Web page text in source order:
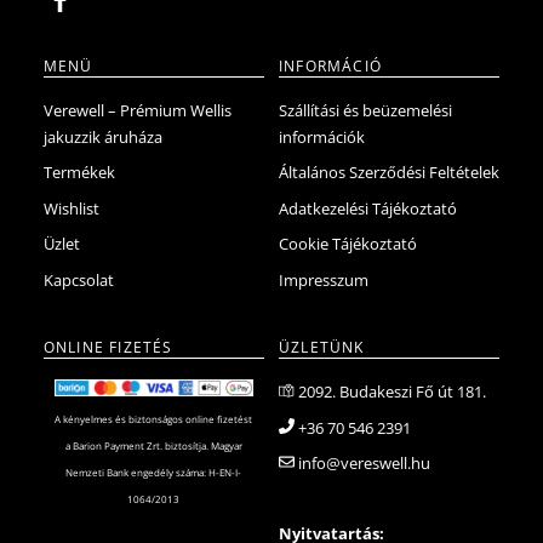
MENÜ
Verewell – Prémium Wellis
jakuzzik áruháza
Termékek
Wishlist
Üzlet
Kapcsolat
INFORMÁCIÓ
Szállítási és beüzemelési
információk
Általános Szerződési Feltételek
Adatkezelési Tájékoztató
Cookie Tájékoztató
Impresszum
ONLINE FIZETÉS
A kényelmes és biztonságos online fizetést
a Barion Payment Zrt. biztosítja. Magyar
Nemzeti Bank engedély száma: H-EN-I-
1064/2013
ÜZLETÜNK
2092. Budakeszi Fő út 181.
+36 70 546 2391
info@vereswell.hu
Nyitvatartás: